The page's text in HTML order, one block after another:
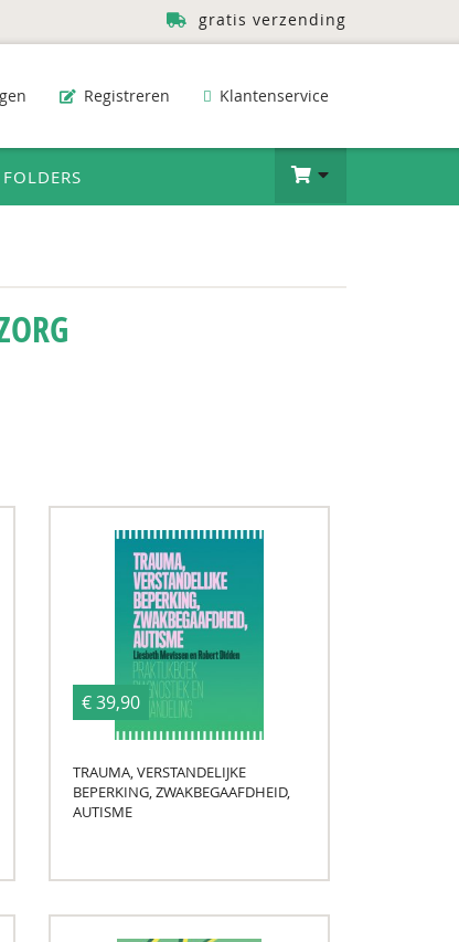
gratis verzending
Registreren Klantenservice
FOLDERS
€ 39,90
TRAUMA, VERSTANDELIJKE
BEPERKING, ZWAKBEGAAFDHEID,
AUTISME